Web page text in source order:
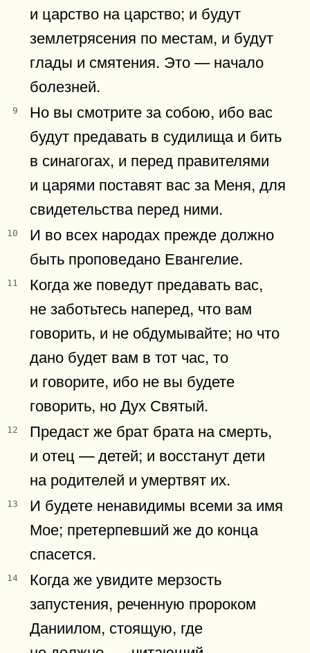
и царство на царство; и будут
землетрясения по местам, и будут
глады и смятения. Это — начало
болезней.
9
Но вы смотрите за собою, ибо вас
будут предавать в судилища и бить
в синагогах, и перед правителями
и царями поставят вас за Меня, для
свидетельства перед ними.
10
И во всех народах прежде должно
быть проповедано Евангелие.
11
Когда же поведут предавать вас,
не заботьтесь наперед, что вам
говорить, и не обдумывайте; но что
дано будет вам в тот час, то
и говорите, ибо не вы будете
говорить, но Дух Святый.
12
Предаст же брат брата на смерть,
и отец — детей; и восстанут дети
на родителей и умертвят их.
13
И будете ненавидимы всеми за имя
Мое; претерпевший же до конца
спасется.
14
Когда же увидите мерзость
запустения, реченную пророком
Даниилом, стоящую, где